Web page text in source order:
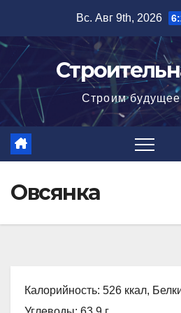
содержимому
Вс. Авг 9th, 2026
Строим
Овсянка
Калорийность: 526 ккал,